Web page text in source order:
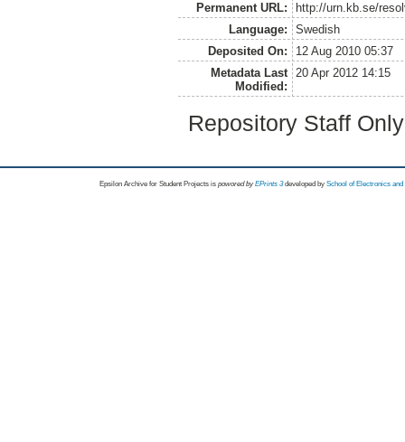
Permanent URL:
http://urn.kb.se/
Language:
Swedish
Deposited On:
12 Aug 2010 05:37
Metadata Last
Modified:
20 Apr 2012 14:15
Repository Staff
Epsilon Archive for Student Projects is powored byEPrints 3 developed by School of Electronics